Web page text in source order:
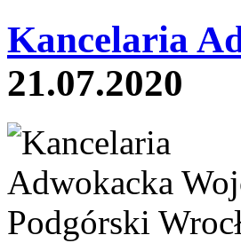
Kancelaria
21.07.2020